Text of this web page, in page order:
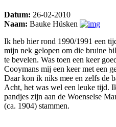
Datum: 26-02-2010
Naam: Bauke Hüsken
Ik heb hier rond 1990/1991 een
mijn nek gelopen om die bruine
te bevelen. Was toen een keer
Cooymans mij een keer met een
Daar kon ik niks mee en zelfs de
Acht, het was wel een leuke tijd.
pandjes zijn aan de Woenselse
(ca. 1904) stammen.